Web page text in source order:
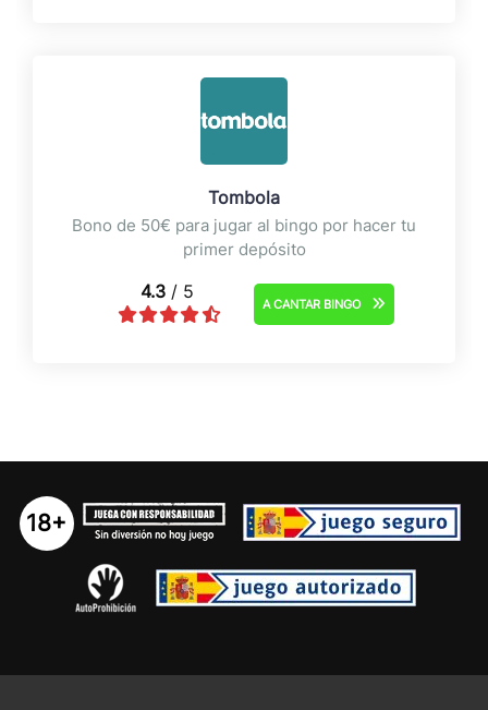
Tombola
Bono de 50€ para jugar al bingo por hacer tu
primer depósito
4.3 / 5
A CANTAR BINGO
18+